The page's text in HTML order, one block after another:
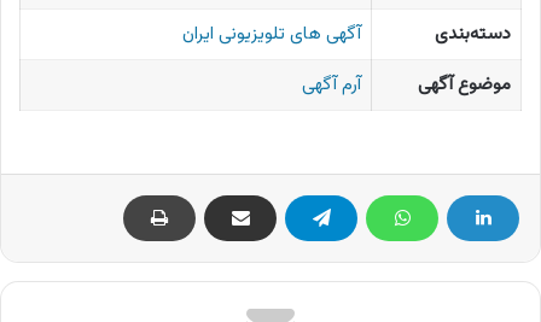
دسته‌بندی
آگهی های تلویزیونی ایران
موضوع آگهی
آرم آگهی